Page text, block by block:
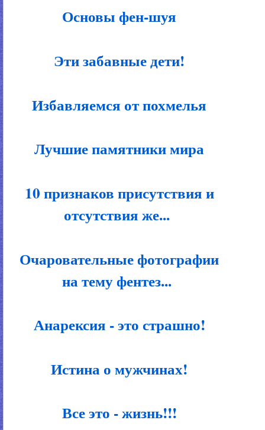
Основы фен-шуя
Эти забавные дети!
Избавляемся от похмелья
Лучшие памятники мира
10 признаков присутствия и
отсутствия же...
Очаровательные фотографии
на тему фентез...
Анарексия - это страшно!
Истина о мужчинах!
Все это - жизнь!!!